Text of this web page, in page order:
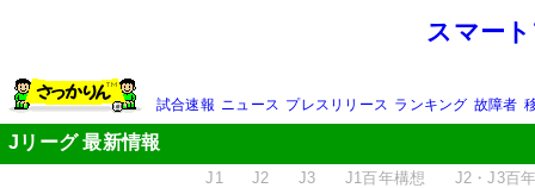
スマー
試合速報 ニュース プレスリリース ランキング 故障者
Jリーグ 最新情報
J1 J2 J3 J1百年構想 J2・J3百